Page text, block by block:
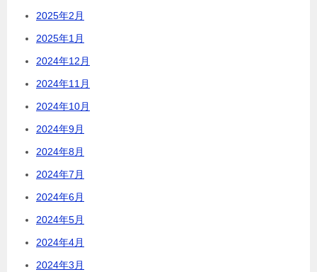
2025年2月
2025年1月
2024年12月
2024年11月
2024年10月
2024年9月
2024年8月
2024年7月
2024年6月
2024年5月
2024年4月
2024年3月